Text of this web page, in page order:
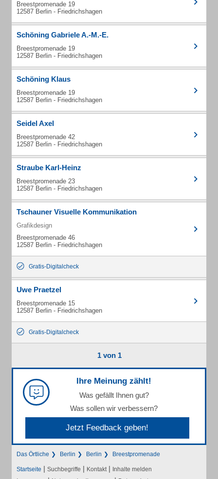
Breestpromenade 19
12587 Berlin - Friedrichshagen
Schöning Gabriele A.-M.-E.
Breestpromenade 19
12587 Berlin - Friedrichshagen
Schöning Klaus
Breestpromenade 19
12587 Berlin - Friedrichshagen
Seidel Axel
Breestpromenade 42
12587 Berlin - Friedrichshagen
Straube Karl-Heinz
Breestpromenade 23
12587 Berlin - Friedrichshagen
Tschauner Visuelle Kommunikation
Grafikdesign
Breestpromenade 46
12587 Berlin - Friedrichshagen
Gratis-Digitalcheck
Uwe Praetzel
Breestpromenade 15
12587 Berlin - Friedrichshagen
Gratis-Digitalcheck
1 von 1
Ihre Meinung zählt!
Was gefällt Ihnen gut?
Was sollen wir verbessern?
Jetzt Feedback geben!
Das Örtliche Berlin Berlin Breestpromenade
Startseite | Suchbegriffe | Kontakt | Inhalte melden